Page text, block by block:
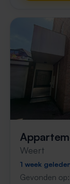
Weert
1 week
Gevonden op: